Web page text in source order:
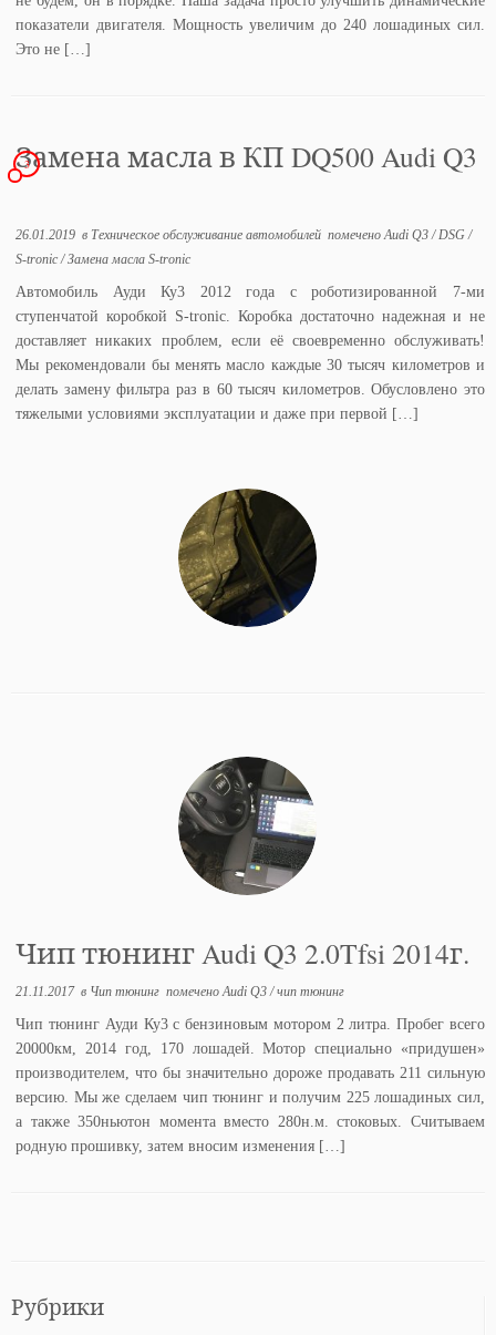
показатели двигателя. Мощность увеличим до 240 лошадиных сил.
Это не […]
Замена масла в КП DQ500 Audi Q3
3
26.01.2019 в Техническое обслуживание автомобилей помеченоAudi Q3/ DSG/
S-tronic/Замена масла S-tronic
Автомобиль Ауди Ку3 2012 года с роботизированной 7-ми
ступенчатой коробкой S-tronic. Коробка достаточно надежная и не
доставляет никаких проблем, если её своевременно обслуживать!
Мы рекомендовали бы менять масло каждые 30 тысяч километров и
делать замену фильтра раз в 60 тысяч километров. Обусловлено это
тяжелыми условиями эксплуатации и даже при первой […]
Чип тюнинг Audi Q3 2.0Tfsi 2014г.
21.11.2017в Чип тюнинг помеченоAudi Q3/чип тюнинг
Чип тюнинг Ауди Ку3 с бензиновым мотором 2 литра. Пробег всего
20000км, 2014 год, 170 лошадей. Мотор специально «придушен»
производителем, что бы значительно дороже продавать 211 сильную
версию. Мы же сделаем чип тюнинг и получим 225 лошадиных сил,
а также 350ньютон момента вместо 280н.м. стоковых. Считываем
родную прошивку, затем вносим изменения […]
Рубрики